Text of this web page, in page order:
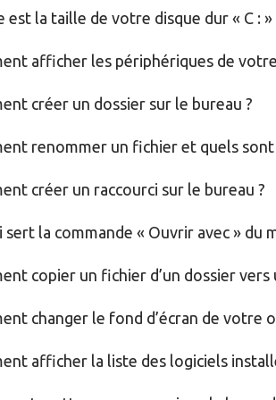
est la taille de votre disque dur « C :
afficher les périphériques de
créer un dossier sur le bureau ?
renommer un fichier et quels
créer un raccourci sur le bureau ?
sert la commande « Ouvrir avec » du
copier un fichier d’un dossier vers
changer le fond d’écran de votre
afficher la liste des logiciels